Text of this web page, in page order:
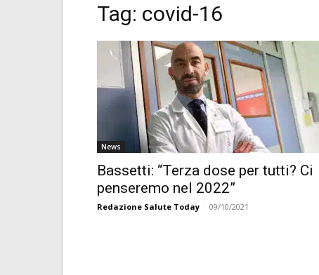
Tag: covid-16
News
Bassetti: “Terza dose per tutti? Ci
penseremo nel 2022”
Redazione Salute Today - 09/10/2021